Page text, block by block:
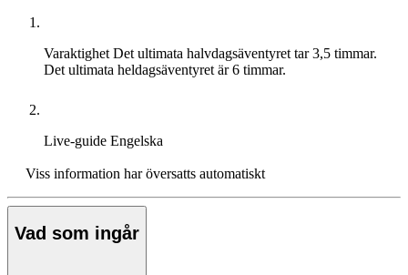
Varaktighet Det ultimata halvdagsäventyret tar 3,5 timmar.
Det ultimata heldagsäventyret är 6 timmar.
Live-guide Engelska
Viss information har översatts automatiskt
Vad som ingår